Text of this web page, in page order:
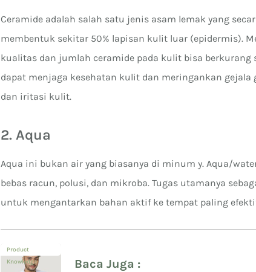
Ceramide adalah salah satu jenis asam lemak yang
membentuk sekitar 50% lapisan kulit luar (epidermis).
kualitas dan jumlah ceramide pada kulit bisa berkurang
dapat menjaga kesehatan kulit dan meringankan
dan iritasi kulit.
2. Aqua
Aqua ini bukan air yang biasanya di minum y. Aqua/
bebas racun, polusi, dan mikroba. Tugas utamanya
untuk mengantarkan bahan aktif ke tempat paling
Product
Knowledge
Baca Juga :